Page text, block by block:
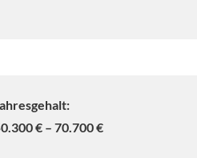
€ – 70.700 €